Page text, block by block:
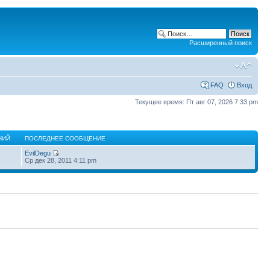
Расширенный поиск
FAQ Вход
Текущее время: Пт авг 07, 2026 7:33 pm
ПОСЛЕДНЕЕ СООБЩЕНИЕ
EvilDegu
Ср дек 28, 2011 4:11 pm